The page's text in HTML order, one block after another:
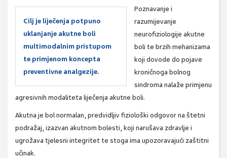
Cilj je liječenja potpuno
uklanjanje akutne boli
multimodalnim pristupom
te primjenom koncepta
preventivne analgezije.
Poznavanje i
razumijevanje
neurofiziologije akutne
boli te brzih mehanizama
koji dovode do pojave
kroničnoga bolnog
sindroma nalaže primjenu
agresivnih modaliteta liječenja akutne boli.
Akutna je bol normalan, predvidljiv fiziološki odgovor na štetni
podražaj, izazvan akutnom bolesti, koji narušava zdravlje i
ugrožava tjelesni integritet te stoga ima upozoravajući zaštitni
učinak.